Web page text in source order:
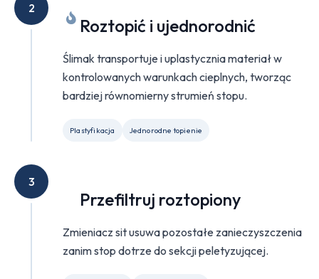
2
Roztopić i ujednorodnić
Ślimak transportuje i uplastycznia materiał w
kontrolowanych warunkach cieplnych, tworząc
bardziej równomierny strumień stopu.
Plastyfikacja Jednorodne topienie
3
Przefiltruj roztopiony
Zmieniacz sit usuwa pozostałe zanieczyszczenia
zanim stop dotrze do sekcji peletyzującej.